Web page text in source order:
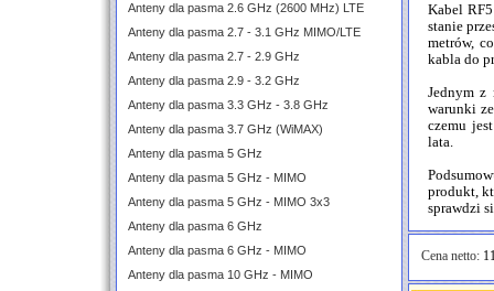
Anteny dla pasma 2.6 GHz (2600 MHz) LTE
Anteny dla pasma 2.7 - 3.1 GHz MIMO/LTE
Anteny dla pasma 2.7 - 2.9 GHz
Anteny dla pasma 2.9 - 3.2 GHz
Anteny dla pasma 3.3 GHz - 3.8 GHz
Anteny dla pasma 3.7 GHz (WiMAX)
Anteny dla pasma 5 GHz
Anteny dla pasma 5 GHz - MIMO
Anteny dla pasma 5 GHz - MIMO 3x3
Anteny dla pasma 6 GHz
Anteny dla pasma 6 GHz - MIMO
Anteny dla pasma 10 GHz - MIMO
Kabel
stanie
metrów,
kabla do
Jednym z
warunki
czemu
lata.
produkt,
sprawdzi
Cena netto: